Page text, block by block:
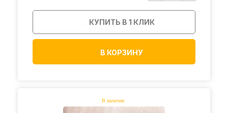
КУПИТЬ В 1 КЛИК
В КОРЗИНУ